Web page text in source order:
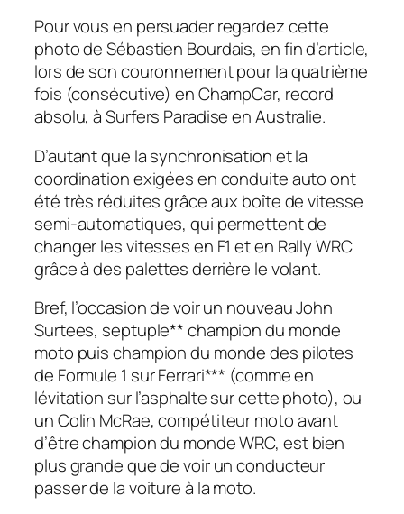
Pour vous en persuader regardez cette
photo de Sébastien Bourdais, en fin d’article,
lors de son couronnement pour la quatrième
fois (consécutive) en ChampCar, record
absolu, à Surfers Paradise en Australie.
D’autant que la synchronisation et la
coordination exigées en conduite auto ont
été très réduites grâce aux boîte de vitesse
semi-automatiques, qui permettent de
changer les vitesses en F1 et en Rally WRC
grâce à des palettes derrière le volant.
Bref, l’occasion de voir un nouveau John
Surtees, septuple** champion du monde
moto puis champion du monde des pilotes
de Formule 1 sur Ferrari*** (comme en
lévitation sur l’asphalte sur cette photo), ou
un Colin McRae, compétiteur moto avant
d’être champion du monde WRC, est bien
plus grande que de voir un conducteur
passer de la voiture à la moto.